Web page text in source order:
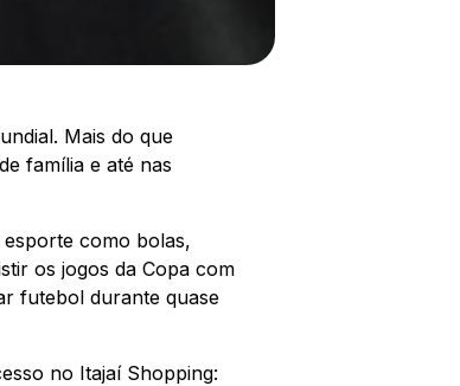
Mais do que
família e até nas
como bolas,
os jogos da Copa com
futebol durante quase
no Itajaí Shopping: